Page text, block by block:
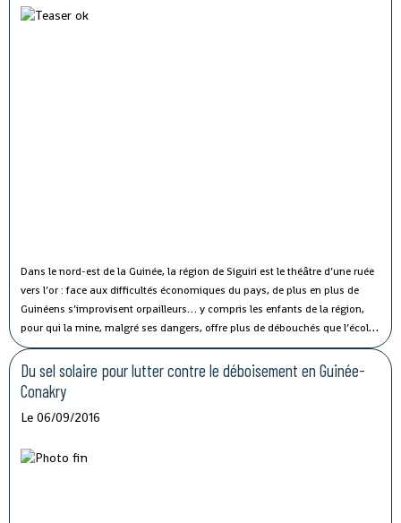
Dans le nord-est de la Guinée, la région de Siguiri est le théâtre d’une ruée
vers l’or : face aux difficultés économiques du pays, de plus en plus de
Guinéens s’improvisent orpailleurs… y compris les enfants de la région,
pour qui la mine, malgré ses dangers, offre plus de débouchés que l’école.
Au grand dam de notre Observateur.
Du sel solaire pour lutter contre le déboisement en Guinée-
Conakry
Le 06/09/2016